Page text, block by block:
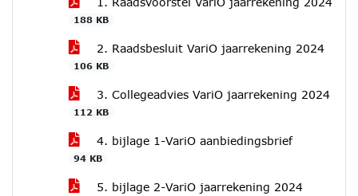
188 KB
2. Raadsbesluit VariO jaarrekening 2024
106 KB
3. Collegeadvies VariO jaarrekening 2024
112 KB
4. bijlage 1-VariO aanbiedingsbrief
94 KB
5. bijlage 2-VariO jaarrekening 2024